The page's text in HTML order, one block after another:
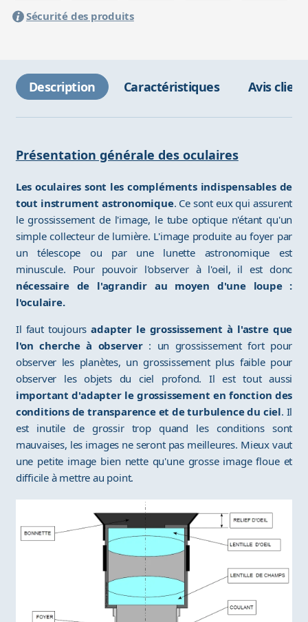
Sécurité des produits
Description Caractéristiques Avis
Présentation générale des oculaires
Les oculaires sont les compléments indispensables de
tout instrument astronomique. Ce sont eux qui assurent
le grossissement de l'image, le tube optique n'étant qu'un
simple collecteur de lumière. L'image produite au foyer par
un télescope ou par une lunette astronomique est
minuscule. Pour pouvoir l'observer à l'oeil, il est donc
nécessaire de l'agrandir au moyen d'une loupe :
l'oculaire.
Il faut toujoursadapter le grossissement à l'astre que
l'on cherche à observer : un grossissement fort pour
observer les planètes, un grossissement plus faible pour
observer les objets du ciel profond. Il est tout aussi
important d'adapter le grossissement en fonction des
conditions de transparence et de turbulence du ciel. Il
est inutile de grossir trop quand les conditions sont
mauvaises, les images ne seront pas meilleures. Mieux vaut
une petite image bien nette qu'une grosse image floue et
difficile à mettre au point.